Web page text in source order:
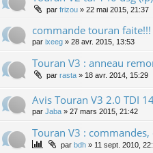
par frizou » 22 mai 2015, 21:37
commande touran faite!!!
par ixeeg » 28 avr. 2015, 13:53
Touran V3 : anneau
par rasta » 18 avr. 2014, 15:29
Avis Touran V3 2.0 TDI
par Jaba » 27 mars 2015, 21:42
Touran V3 :
par bdh » 11 sept. 2010,